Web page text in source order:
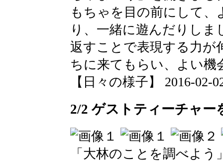
もちゃを目の前にして
り、一緒に遊んだりし
返すことで表現する力が
ちに来てもらい、よい
【日々の様子】 2016-02-
2/2 ゲストティーチャー
「大林のことを調べよ